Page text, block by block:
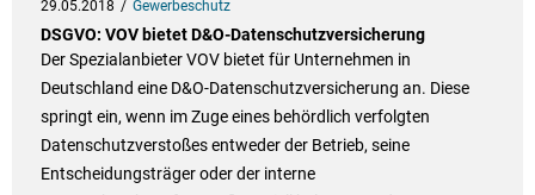
29.05.2018 Gewerbeschutz
DSGVO: VOV bietet D&O-Datenschutzversicherung
Der Spezialanbieter VOV bietet für Unternehmen in
Deutschland eine D&O-Datenschutzversicherung an. Diese
springt ein, wenn im Zuge eines behördlich verfolgten
Datenschutzverstoßes entweder der Betrieb, seine
Entscheidungsträger oder der interne